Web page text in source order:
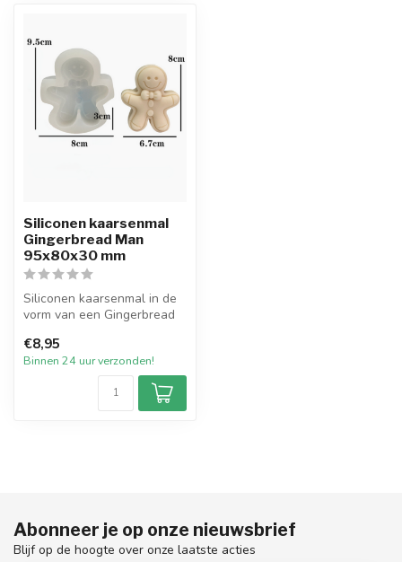
Siliconen kaarsenmal
Gingerbread Man
95x80x30 mm
Siliconen kaarsenmal in de
vorm van een Gingerbread
80...
€8,95
Binnen 24 uur verzonden!
Abonneer je op onze nieuwsbrief
Blijf op de hoogte over onze laatste acties